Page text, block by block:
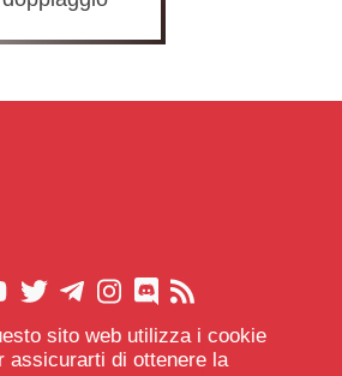
sito web utilizza i cookie
assicurarti di ottenere la